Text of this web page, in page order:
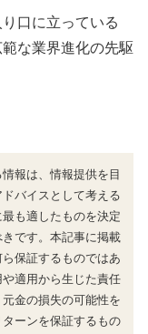
口に立っている
な業界進化の先駆
報は、情報提供を目
バイスとして考える
も適したものを決定
です。本記事に掲載
保証するものではあ
適用から生じた責任
金の損失の可能性を
ーンを保証するもの